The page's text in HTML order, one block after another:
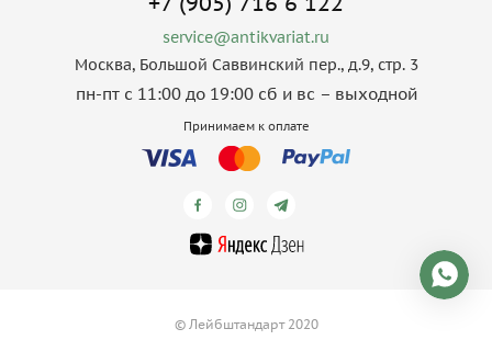
service@antikvariat.ru
Москва, Большой Саввинский пер., д.9, стр. 3
пн-пт с 11:00 до 19:00 сб и вс – выходной
Принимаем к оплате
© Лейбштандарт 2020